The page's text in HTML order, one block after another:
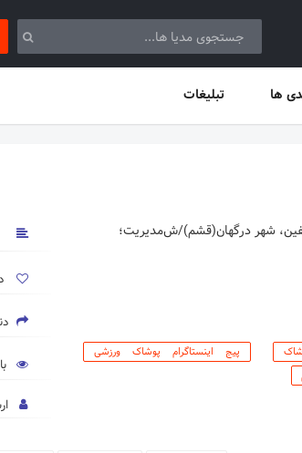
ها تبلیغات
شهر درگهان(قشم)/ش‌مدیریت؛
پیج اینستاگرام پوشاک ورزشی